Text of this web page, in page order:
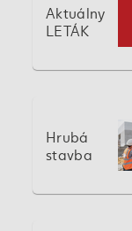
Aktuálny
LETÁK
Hrubá
stavba